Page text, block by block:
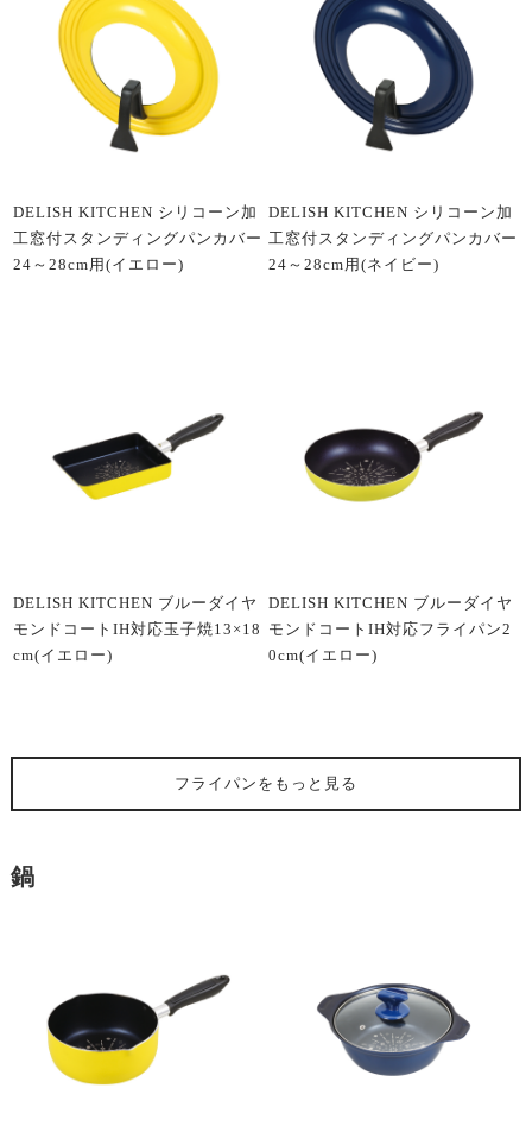
DELISH KITCHEN シリコーン加
工窓付スタンディングパンカバー
24～28cm用(イエロー)
DELISH KITCHEN シリコーン加
工窓付スタンディングパンカバー
24～28cm用(ネイビー)
DELISH KITCHEN ブルーダイヤ
モンドコートIH対応玉子焼13×18
cm(イエロー)
DELISH KITCHEN ブルーダイヤ
モンドコートIH対応フライパン2
0cm(イエロー)
フライパン をもっと見る
鍋